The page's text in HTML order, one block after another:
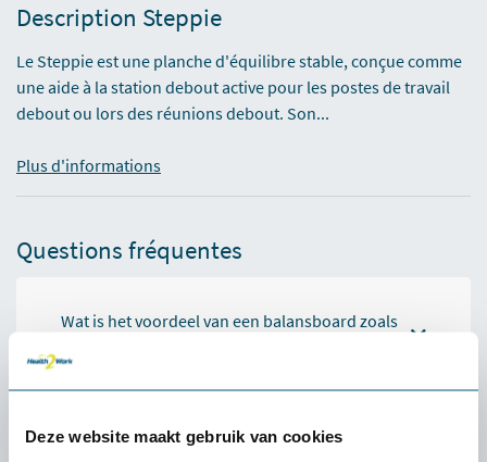
Deze website maakt gebruik van cookies
Description Steppie
Le Steppie est une planche d'équilibre stable, conçue comme
une aide à la station debout active pour les postes de travail
debout ou lors des réunions debout. Son...
Plus d'informations
Questions fréquentes
Wat is het voordeel van een balansboard zoals
Is de Steppie veilig voor langdurig gebruik?